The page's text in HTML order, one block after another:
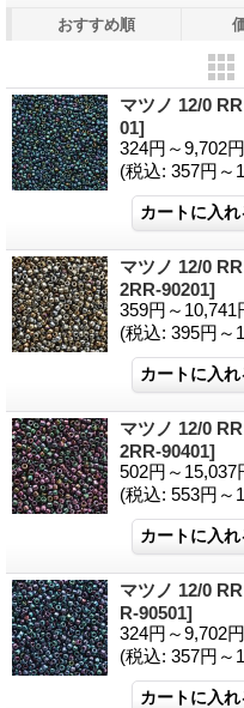
おすすめ順
マツノ 12/0
01]
324円～9,702円
(税込: 357円～
マツノ 12/0
2RR-90201]
359円～10,741
(税込: 395円～
マツノ 12/0
2RR-90401]
502円～15,037
(税込: 553円～
マツノ 12/0
R-90501]
324円～9,702円
(税込: 357円～